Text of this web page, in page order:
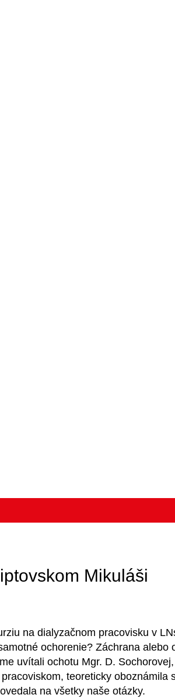
Mikuláši
na dialyzačnom pracovisku v
ochorenie? Záchrana
uvítali ochotu Mgr. D.
teoreticky
na všetky naše otázky.